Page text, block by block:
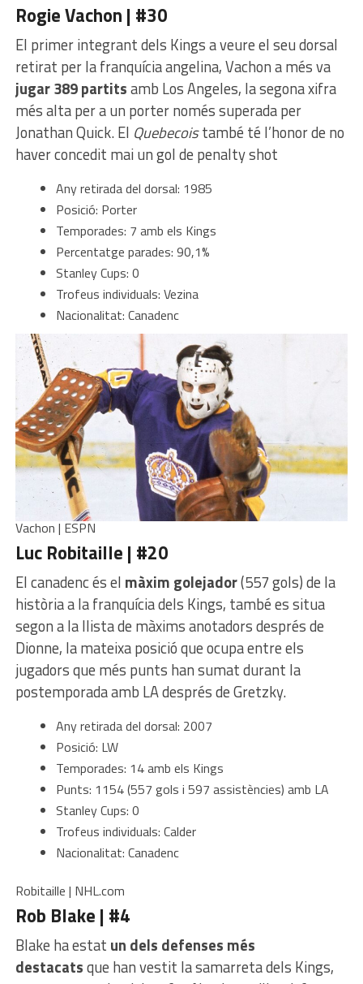
Rogie Vachon | #30
El primer integrant dels Kings a veure el seu dorsal
retirat per la franquícia angelina, Vachon a més va
jugar 389 partitsamb Los Angeles, la segona xifra
més alta per a un porter només superada per
Jonathan Quick. El Quebecoistambé té l’honor de no
haver concedit mai un gol de penalty shot
Any retirada del dorsal: 1985
Posició: Porter
Temporades: 7 amb els Kings
Percentatge parades: 90,1%
Stanley Cups: 0
Trofeus individuals: Vezina
Nacionalitat: Canadenc
Vachon | ESPN
Luc Robitaille | #20
El canadenc és el màxim golejador(557 gols) de la
història a la franquícia dels Kings, també es situa
segon a la llista de màxims anotadors després de
Dionne, la mateixa posició que ocupa entre els
jugadors que més punts han sumat durant la
postemporada amb LA després de Gretzky.
Any retirada del dorsal: 2007
Posició: LW
Temporades: 14 amb els Kings
Punts: 1154 (557 gols i 597 assistències) amb LA
Stanley Cups: 0
Trofeus individuals: Calder
Nacionalitat: Canadenc
Robitaille | NHL.com
Rob Blake | #4
Blake ha estat un dels defenses més
destacatsque han vestit la samarreta dels Kings,